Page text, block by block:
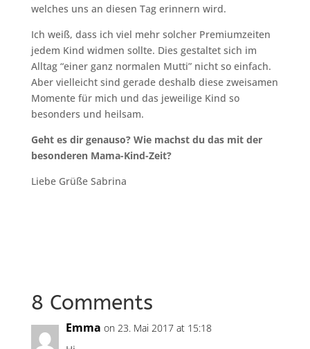
welches uns an diesen Tag erinnern wird.
Ich weiß, dass ich viel mehr solcher Premiumzeiten
jedem Kind widmen sollte. Dies gestaltet sich im
Alltag “einer ganz normalen Mutti” nicht so einfach.
Aber vielleicht sind gerade deshalb diese zweisamen
Momente für mich und das jeweilige Kind so
besonders und heilsam.
Geht es dir genauso? Wie machst du das mit der
besonderen Mama-Kind-Zeit?
Liebe Grüße Sabrina
8 Comments
Emma on 23. Mai 2017 at 15:18